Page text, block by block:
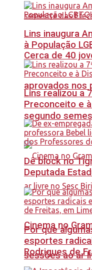
Cerca de 40
aprovados nos
segundo
Cinema no
sessões ao ar
Lins inaugura
à População
Lins realizou a
Preconceito e
Dê block no
Deputada
Por que
esportes
Rodrigues de